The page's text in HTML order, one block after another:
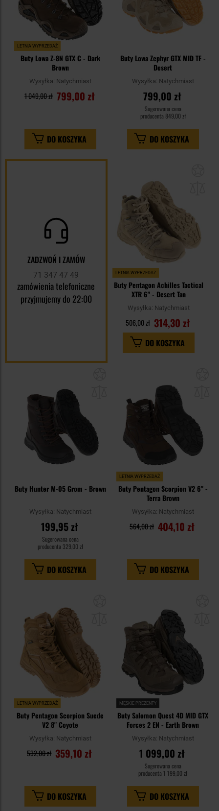
LETNIA WYPRZEDAŻ
Buty Lowa Z-8N GTX C - Dark
Brown
Wysyłka: Natychmiast
799,00 zł
1 049,00 zł
DO KOSZYKA
Buty Lowa Zephyr GTX MID TF -
Desert
Wysyłka: Natychmiast
799,00 zł
Sugerowana cena
producenta 849,00 zł
DO KOSZYKA
ZADZWOŃ I ZAMÓW
71 347 47 49
zamówienia telefoniczne
przyjmujemy do 22:00
LETNIA WYPRZEDAŻ
Buty Pentagon Achilles Tactical
XTR 6" - Desert Tan
Wysyłka: Natychmiast
314,30 zł
506,00 zł
DO KOSZYKA
Buty Hunter M-05 Grom - Brown
Wysyłka: Natychmiast
199,95 zł
Sugerowana cena
producenta 329,00 zł
DO KOSZYKA
LETNIA WYPRZEDAŻ
Buty Pentagon Scorpion V2 6" -
Terra Brown
Wysyłka: Natychmiast
404,10 zł
564,00 zł
DO KOSZYKA
schowka
LETNIA WYPRZEDAŻ
Buty Pentagon Scorpion Suede
V2 8" Coyote
Wysyłka: Natychmiast
359,10 zł
532,00 zł
DO KOSZYKA
MĘSKIE PREZENTY
Buty Salomon Quest 4D MID GTX
Forces 2 EN - Earth Brown
Wysyłka: Natychmiast
1 099,00 zł
Sugerowana cena
producenta 1 199,00 zł
DO KOSZYKA